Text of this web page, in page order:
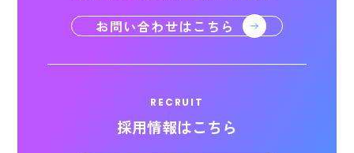
お問い合わせはこちら
RECRUIT
採用情報はこちら